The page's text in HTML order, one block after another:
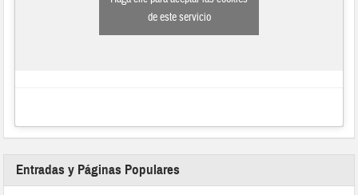
de este servicio
Entradas y Páginas Populares